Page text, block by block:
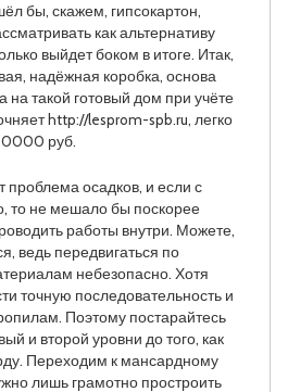
бы, скажем, гипсокартон,
как альтернативу
выйдет боком в итоге. Итак,
надёжная коробка, основа
на такой готовый дом при учёте
http://lesprom-spb.ru, легко
руб.
проблема осадков, и если с
то не мешало бы поскорее
работы внутри. Можете,
ведь передвигаться по
небезопасно. Хотя
точную последовательность и
Поэтому постарайтесь
и второй уровни до того, как
Переходим к мансардному
лишь грамотно простроить